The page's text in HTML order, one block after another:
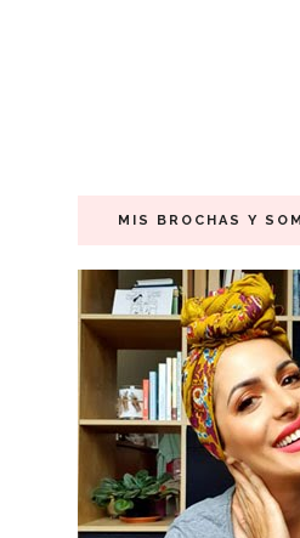
MIS BROCHAS Y